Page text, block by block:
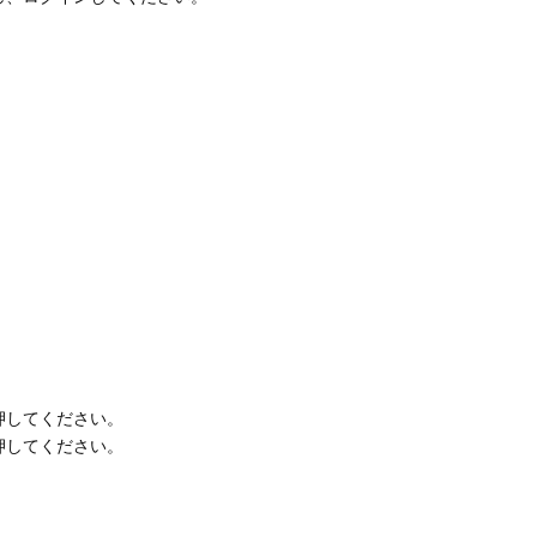
てください。
てください。